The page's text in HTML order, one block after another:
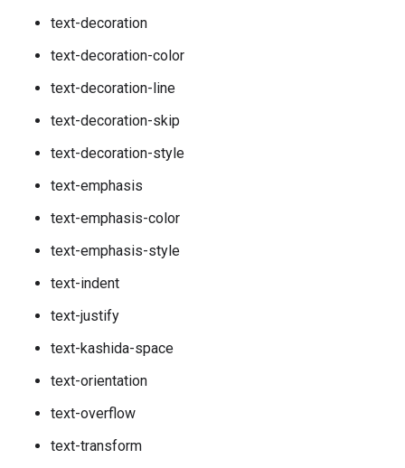
text-decoration
text-decoration-color
text-decoration-line
text-decoration-skip
text-decoration-style
text-emphasis
text-emphasis-color
text-emphasis-style
text-indent
text-justify
text-kashida-space
text-orientation
text-overflow
text-transform